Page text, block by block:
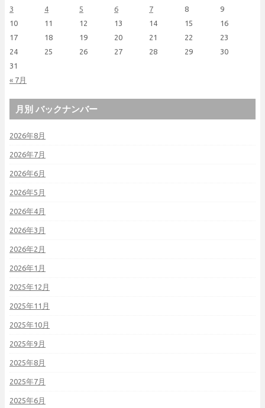
« 7月
3
4 5 6 7 8
9
10
11 12 13 14 15
16
17
18 19 20 21 22
23
24
25 26 27 28 29
30
31
月別 バックナンバー
2026年8月
2026年7月
2026年6月
2026年5月
2026年4月
2026年3月
2026年2月
2026年1月
2025年12月
2025年11月
2025年10月
2025年9月
2025年8月
2025年7月
2025年6月